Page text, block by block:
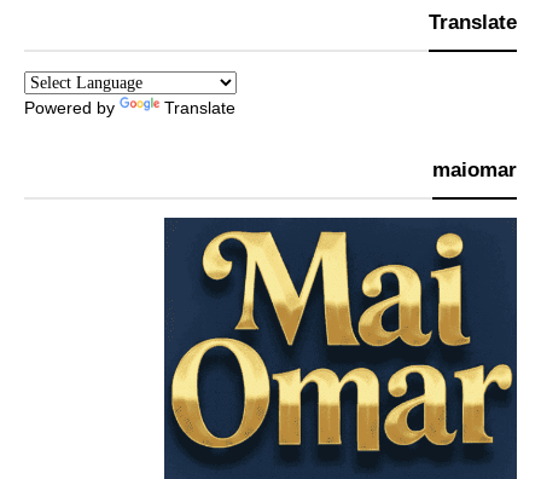
Translate
Powered by Translate
maiomar